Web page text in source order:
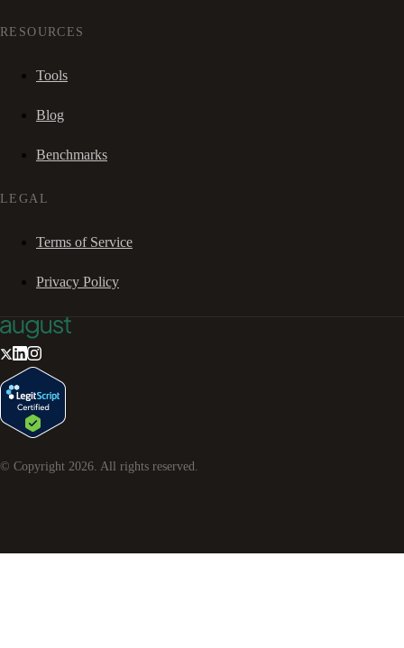
RESOURCES
Tools
Blog
Benchmarks
LEGAL
Terms of Service
Privacy Policy
© Copyright 2026. All rights reserved.